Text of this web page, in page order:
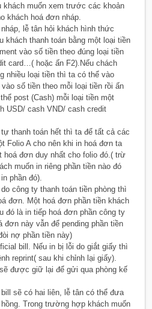
khách muốn xem trước các khoản
khách hoá đơn nháp.
lễ tân hỏi khách hình thức
khách thanh toán bằng một loại tiền
vào số tiền theo đúng loại tiền
card…( hoặc ấn F2).Nếu chách
nhiều loại tiền thì ta có thể vào
số tiền theo mỗi loại tiền rồi ấn
post (Cash) mỗi loại tiền một
USD/ cash VND/ cash credit
thanh toán hết thì ta để tất cả các
Folio A cho nên khi in hoá đơn ta
hoá đơn duy nhất cho folio đó.( trừ
muốn in riêng phần tiền nào đó
phần đó).
công ty thanh toán tiền phòng thì
đơn. Một hoá đơn phần tiền khách
đó là in tiếp hoá đơn phần công ty
đơn này vẫn để pending phần tiền
nợ phần tiền này)
bill. Nếu in bị lỗi do giắt giấy thì
reprint( sau khi chỉnh lại giấy).
được giữ lại để gửi qua phòng kế
sẽ có hai liên, lễ tân có thể đưa
Trong trường hợp khách muốn